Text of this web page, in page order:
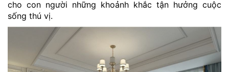
cho con người những khoảnh khắc tận hưởng cuộc
sống thú vị.